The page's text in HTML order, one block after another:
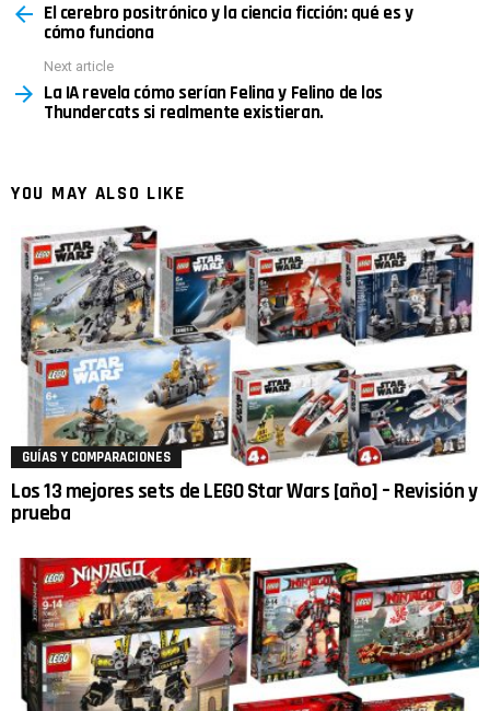
more El cerebro positrónico y la ciencia ficción: qué es y
cómo funciona
Next article
La IA revela cómo serían Felina y Felino de los
Thundercats si realmente existieran.
YOU MAY ALSO LIKE
GUÍAS Y COMPARACIONES
Los 13 mejores sets de LEGO Star Wars [año] – Revisión y
prueba